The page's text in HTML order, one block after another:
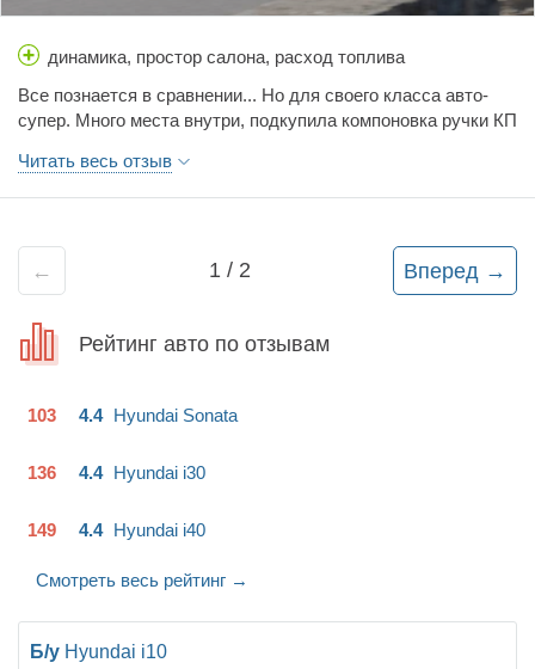
Рейтинг авто по отзывам
103 Hyundai Sonata
4.4
136 Hyundai i30
4.4
149 Hyundai i40
4.4
Смотреть весь рейтинг →
Б/у Hyundai i10
динамика, простор салона, расход топлива
Все познается в сравнении... Но для своего класса авто-
супер. Много места внутри, подкупила компоновка ручки КП
он не шумный, может пока новое. Двигателя 1.2 на этот вес
хватает вполне, автомат проверенный временем, работает
передачи даже не замечаются. Машина в целом очень
шустрая и экономичная для женщин лучший вариант.
Читать весь отзыв
← 1/ 2 Вперед →